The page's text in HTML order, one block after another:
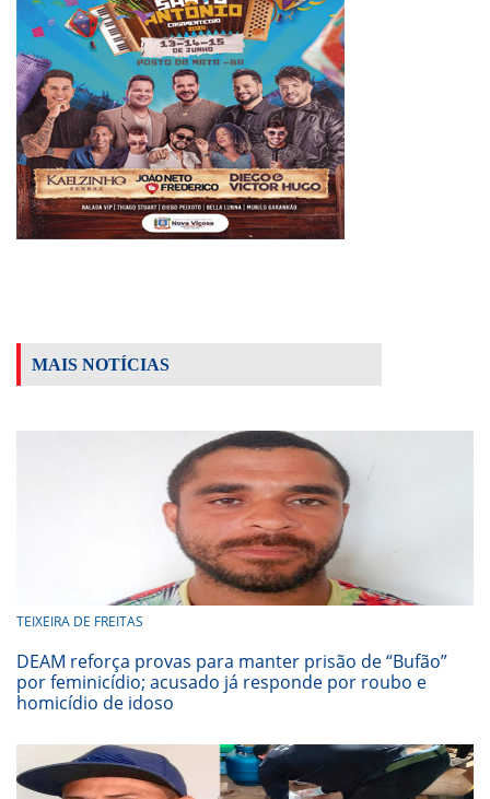
MAIS NOTÍCIAS
TEIXEIRA DE FREITAS
DEAM reforça provas para manter prisão de “Bufão”
por feminicídio; acusado já responde por roubo e
homicídio de idoso